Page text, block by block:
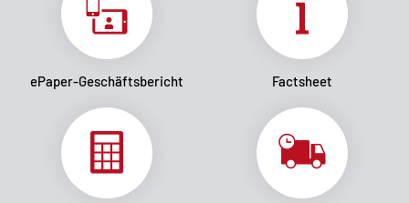
ePaper-Geschäftsbericht Factsheet